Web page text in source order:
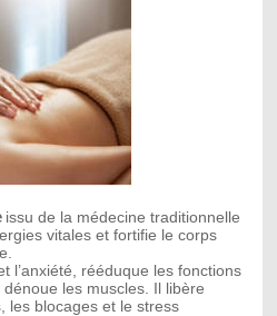
issu de la médecine traditionnelle
vitales et fortifie le corps
l’anxiété, rééduque les fonctions
les muscles. Il libère
les blocages et le stress